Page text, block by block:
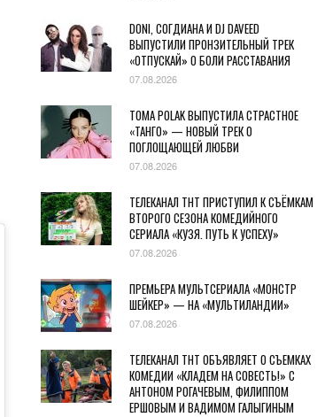
DONI, СОГДИАНА И DJ DAVEED
ВЫПУСТИЛИ ПРОНЗИТЕЛЬНЫЙ ТРЕК
«ОТПУСКАЙ» О БОЛИ РАССТАВАНИЯ
07.08.2026
TOMA POLAK ВЫПУСТИЛА СТРАСТНОЕ
«ТАНГО» — НОВЫЙ ТРЕК О
ПОГЛОЩАЮЩЕЙ ЛЮБВИ
07.08.2026
ТЕЛЕКАНАЛ ТНТ ПРИСТУПИЛ К СЪЁМКАМ
ВТОРОГО СЕЗОНА КОМЕДИЙНОГО
СЕРИАЛА «КУЗЯ. ПУТЬ К УСПЕХУ»
07.08.2026
ПРЕМЬЕРА МУЛЬТСЕРИАЛА «МОНСТР
ШЕЙКЕР» — НА «МУЛЬТИЛАНДИИ»
07.08.2026
ТЕЛЕКАНАЛ ТНТ ОБЪЯВЛЯЕТ О СЪЕМКАХ
КОМЕДИИ «КЛАДЕМ НА СОВЕСТЬ!» С
АНТОНОМ РОГАЧЕВЫМ, ФИЛИППОМ
ЕРШОВЫМ И ВАДИМОМ ГАЛЫГИНЫМ